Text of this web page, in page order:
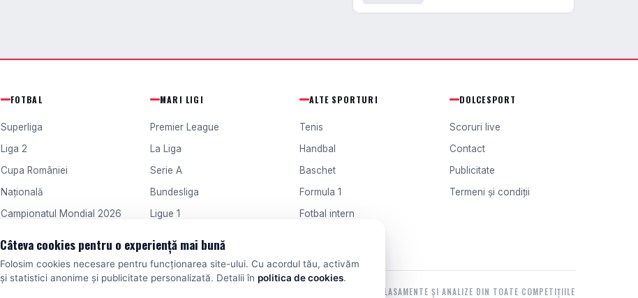
FOTBAL
Superliga
Liga 2
Cupa României
Națională
Campionatul Mondial 2026
MARI LIGI
Premier League
La Liga
Serie A
Bundesliga
Ligue 1
ALTE SPORTURI
Tenis
Handbal
Baschet
Formula 1
Fotbal intern
DOLCESPORT
Scoruri live
Contact
Publicitate
Termeni și condiții
SCORURI, CLASAMENTE ȘI ANALIZE DIN TOATE COMPETIȚIILE
Câteva cookies pentru o experiență mai bună
Folosim cookies necesare pentru funcționarea site-ului. Cu acordul tău, activăm
și statistici anonime și publicitate personalizată. Detalii în politica de cookies.